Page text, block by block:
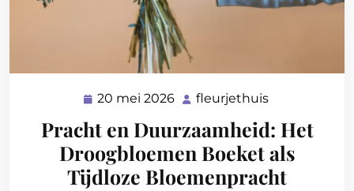
20 mei 2026 20
2026
fleurjethuis
Pracht en Duurzaamheid: Het
Droogbloemen Boeket als
Tijdloze Bloemenpracht